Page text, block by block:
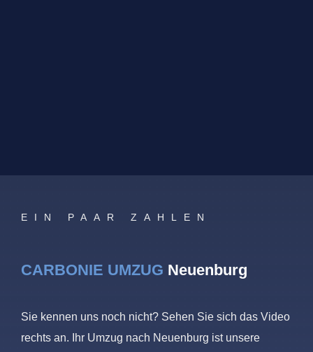
EIN PAAR ZAHLEN
CARBONIE UMZUG Neuenburg
Sie kennen uns noch nicht? Sehen Sie sich das Video
rechts an. Ihr Umzug nach Neuenburg ist unsere